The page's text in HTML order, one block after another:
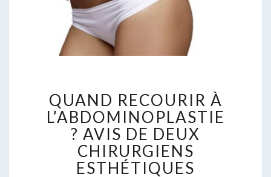
RECOURIR
À
L’ABDOMINOPLASTIE
? AVIS
DE
DEUX
QUAND RECOURIR À
L’ABDOMINOPLASTIE
? AVIS DE DEUX
CHIRURGIENS
ESTHÉTIQUES